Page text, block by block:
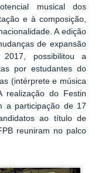
musical dos
e à composição,
A edição
de expansão
2017, possibilitou a
por estudantes do
(intérprete e música
realização do Festin
a participação de 17
ao título de
reuniram no palco